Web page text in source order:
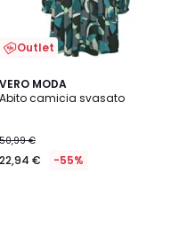
Outlet
VERO MODA
Abito camicia svasato
50,99 €
22,94 € -55%